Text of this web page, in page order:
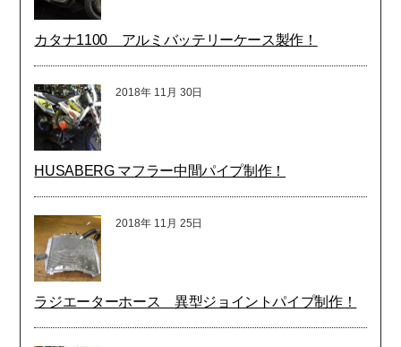
カタナ1100 アルミバッテリーケース製作！
2018年 11月 30日
HUSABERG マフラー中間パイプ制作！
2018年 11月 25日
ラジエーターホース 異型ジョイントパイプ制作！